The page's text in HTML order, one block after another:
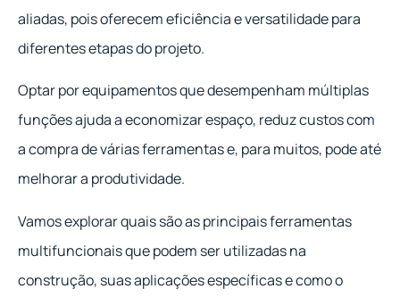
aliadas, pois oferecem eficiência e versatilidade para
diferentes etapas do projeto.
Optar por equipamentos que desempenham múltiplas
funções ajuda a economizar espaço, reduz custos com
a compra de várias ferramentas e, para muitos, pode até
melhorar a produtividade.
Vamos explorar quais são as principais ferramentas
multifuncionais que podem ser utilizadas na
construção, suas aplicações específicas e como o